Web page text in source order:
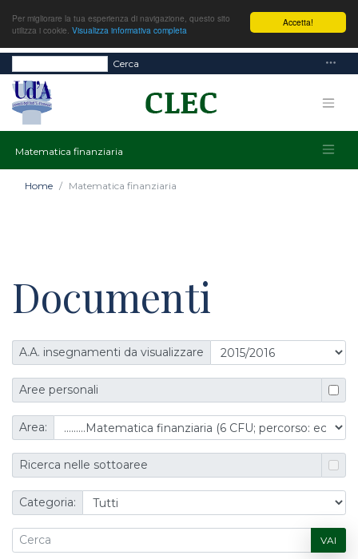
Accetta!
Per migliorare la tua esperienza di navigazione, questo sito
utilizza i cookie. Visualizza informativa completa
Cerca
Matematica finanziaria
Home Matematica finanziaria
Documenti
A.A. insegnamenti da visualizzare
Aree personali
Area:
Ricerca nelle sottoaree
Categoria:
VAI